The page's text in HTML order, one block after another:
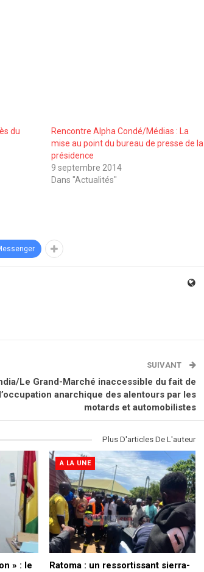
du
Rencontre Alpha Condé/Médias : La
mise au point du bureau de presse de la
présidence
9 septembre 2014
Dans "Actualités"
SUIVANT
Le Grand-Marché inaccessible du fait de
l’occupation anarchique des alentours par les
motards et automobilistes
Plus D'articles De L'auteur
» : le
A LA UNE
Ratoma : un ressortissant sierra-